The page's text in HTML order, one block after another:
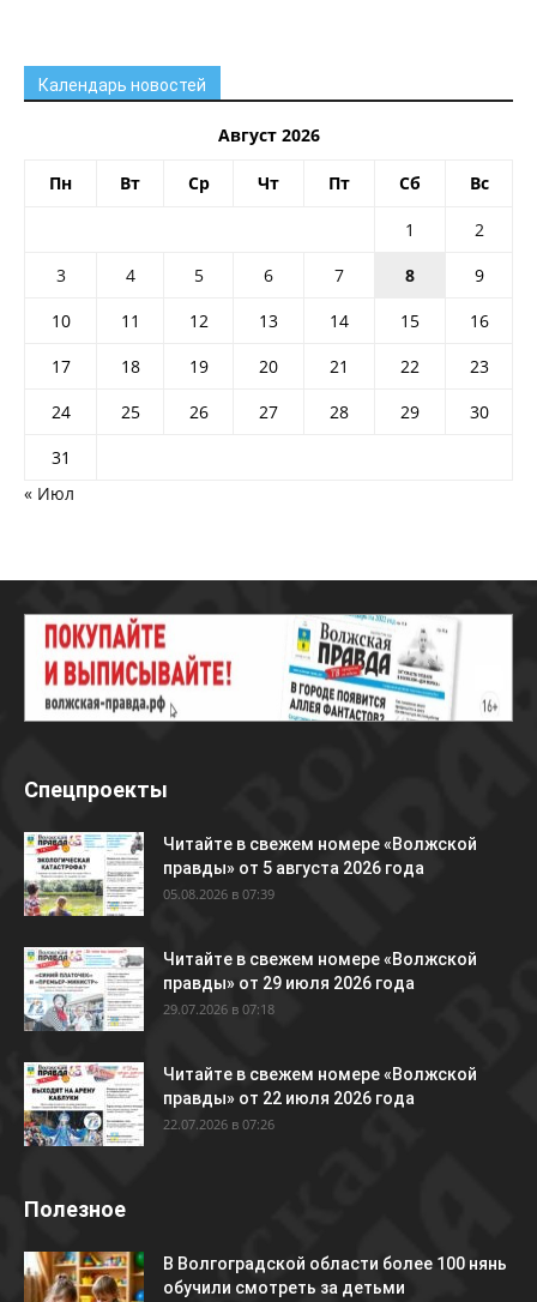
Календарь новостей
Август 2026
Пн Вт Ср Чт Пт Сб Вс
1
2
3
4 5 6 7 8
9
10
11 12 13 14 15
16
17
18 19 20 21 22
23
24
25 26 27 28 29
30
31
« Июл
Спецпроекты
Читайте в свежем номере «Волжской
правды» от 5 августа 2026 года
05.08.2026 в 07:39
Читайте в свежем номере «Волжской
правды» от 29 июля 2026 года
29.07.2026 в 07:18
Читайте в свежем номере «Волжской
правды» от 22 июля 2026 года
22.07.2026 в 07:26
Полезное
В Волгоградской области более 100 нянь
обучили смотреть за детьми